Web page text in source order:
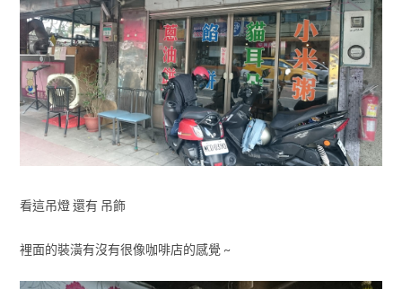
看這吊燈 還有 吊飾
裡面的裝潢有沒有很像咖啡店的感覺 ~